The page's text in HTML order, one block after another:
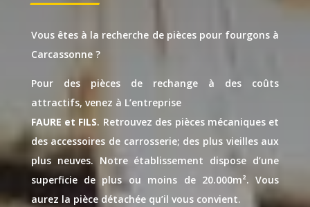
Vous êtes à la recherche de pièces pour fourgons à
Carcassonne ?
Pour des pièces de rechange à des coûts
attractifs, venez à L’entreprise
FAURE et FILS. Retrouvez des pièces mécaniques et
des accessoires de carrosserie; des plus vieilles aux
plus neuves. Notre établissement dispose d’une
superficie de plus ou moins de 20.000m². Vous
aurez la pièce détachée qu’il vous convient.